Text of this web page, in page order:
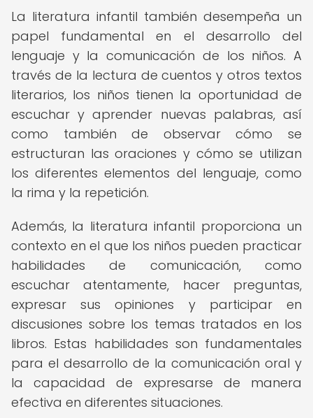
La literatura infantil también desempeña un
papel fundamental en el desarrollo del
lenguaje y la comunicación de los niños. A
través de la lectura de cuentos y otros textos
literarios, los niños tienen la oportunidad de
escuchar y aprender nuevas palabras, así
como también de observar cómo se
estructuran las oraciones y cómo se utilizan
los diferentes elementos del lenguaje, como
la rima y la repetición.
Además, la literatura infantil proporciona un
contexto en el que los niños pueden practicar
habilidades de comunicación, como
escuchar atentamente, hacer preguntas,
expresar sus opiniones y participar en
discusiones sobre los temas tratados en los
libros. Estas habilidades son fundamentales
para el desarrollo de la comunicación oral y
la capacidad de expresarse de manera
efectiva en diferentes situaciones.